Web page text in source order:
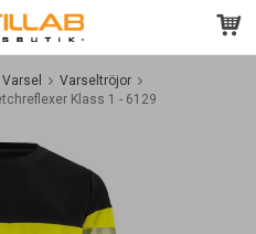
Varsel
Varseltröjor
Klass 1 - 6129